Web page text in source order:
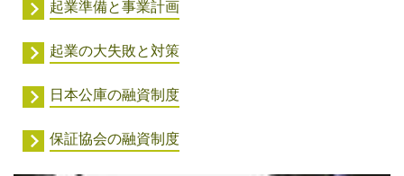
起業準備と事業計画
起業の大失敗と対策
日本公庫の融資制度
保証協会の融資制度